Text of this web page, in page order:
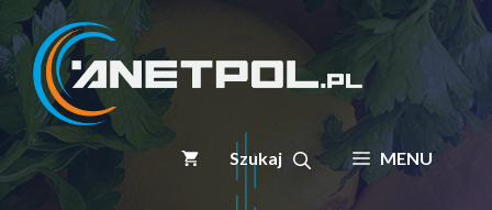
Przejdź
do
treści
MENU